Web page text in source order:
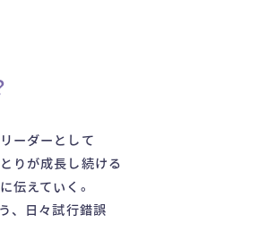
ーダーとして
りが成長し続ける
伝えていく。
、日々試行錯誤